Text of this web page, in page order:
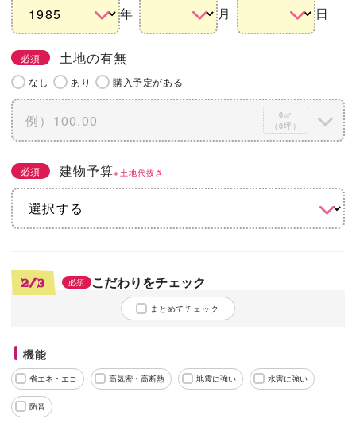
年 月 日
必須 土地の有無
なし あり 購入予定がある
0㎡
（0坪）
必須 建物予算※土地代抜き
2/3 必須 こだわりをチェック
まとめてチェック
機能
省エネ・エコ 高気密・高断熱 地震に強い 水害に強い
防音